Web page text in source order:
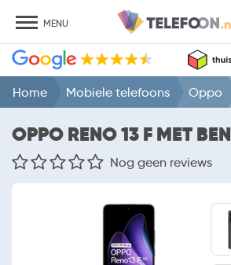
MENU
Home Mobiele telefoons Oppo
OPPO RENO 13 F MET BEN
Nog geen reviews